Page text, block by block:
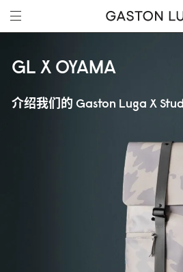
GL X OYAMA
介绍我们的 Gaston Luga X